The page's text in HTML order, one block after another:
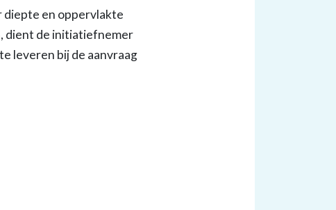
diepte en oppervlakte
dient de initiatiefnemer
leveren bij de aanvraag